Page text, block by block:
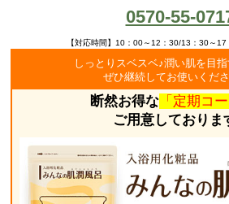
0570-55-
【対応時間】10：00～12：30/13：30～17
しっとりスベスベ♪潤い肌を目
ぜひ継続してお使いくだ
断然お得な「定期コー
ご用意しておりま